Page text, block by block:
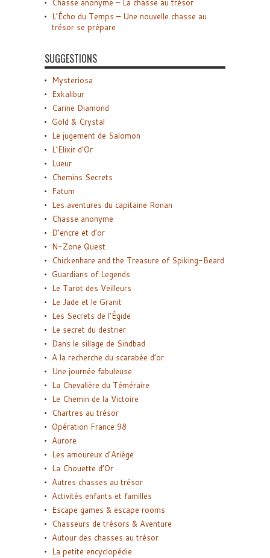
Chasse anonyme – La chasse au trésor
L’Écho du Temps – Une nouvelle chasse au
trésor se prépare
SUGGESTIONS
Mysteriosa
Exkalibur
Carine Diamond
Gold & Crystal
Le jugement de Salomon
L’Elixir d’Or
Lueur
Chemins Secrets
Fatum
Les aventures du capitaine Ronan
Chasse anonyme
D’encre et d’or
N-Zone Quest
Chickenhare and the Treasure of Spiking-Beard
Guardians of Legends
Le Tarot des Veilleurs
Le Jade et le Granit
Les Secrets de l’Égide
Le secret du destrier
Dans le sillage de Sindbad
A la recherche du scarabée d’or
Une journée fabuleuse
La Chevalière du Téméraire
Le Chemin de la Victoire
Chartres au trésor
Opération France 98
Aurore
Les amoureux d’Ariège
La Chouette d’Or
Autres chasses au trésor
Activités enfants et familles
Escape games & escape rooms
Chasseurs de trésors & Aventure
Autour des chasses au trésor
La petite encyclopédie